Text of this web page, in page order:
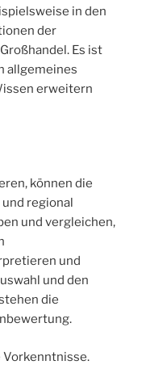
in den
der
Es ist
allgemeines
erweitern
können die
regional
und vergleichen,
und
und den
die
Vorkenntnisse.